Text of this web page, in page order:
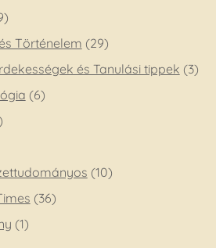
Történelem (29)
és Tanulási tippek (3)
(6)
(10)
(36)
(1)